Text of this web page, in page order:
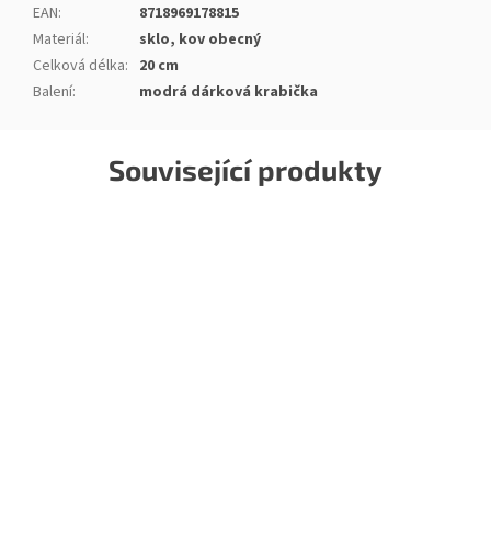
Související produkty
EAN:
8718969178815
Materiál:
sklo, kov obecný
Celková délka: 20 cm
Balení: modrá dárková krabička